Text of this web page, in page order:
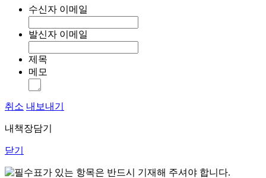
수신자 이메일
발신자 이메일
제목
메모
취소 내보내기
내책장담기
닫기
표가 있는 항목은 반드시 기재해 주셔야 합니다.